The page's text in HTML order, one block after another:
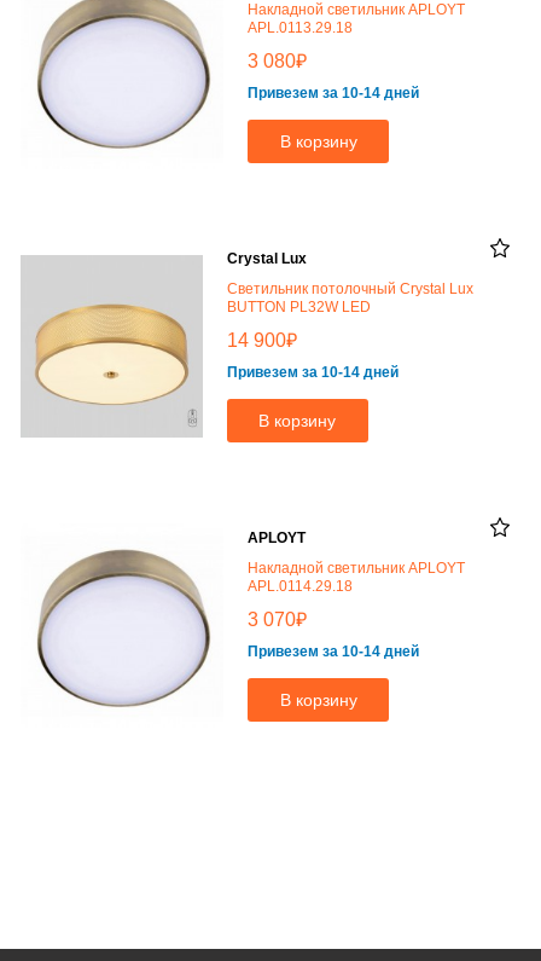
Накладной светильник APLOYT
APL.0113.29.18
3 080₽
Привезем за 10-14 дней
В корзину
Crystal Lux
Светильник потолочный Crystal Lux
BUTTON PL32W LED
14 900₽
Привезем за 10-14 дней
В корзину
APLOYT
Накладной светильник APLOYT
APL.0114.29.18
3 070₽
Привезем за 10-14 дней
В корзину